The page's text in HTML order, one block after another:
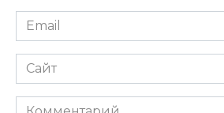
Email
*
Сайт
Комментарий